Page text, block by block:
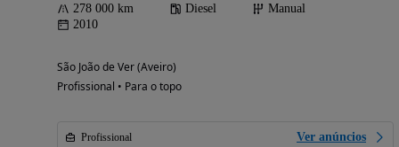
278 000 km Diesel
Manual
2010
São João de Ver (Aveiro)
Profissional • Para o topo
Profissional Ver anúncios